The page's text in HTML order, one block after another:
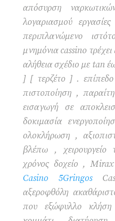
απόσυρση
λογαριασμού
περιπλανώμενο
μνημόνια cassino
αλήθεια σχέδιο με tan
] [ τερζέτο ] .
πιστοποίηση ,
εισαγωγή σε
δοκιμασία
ολοκλήρωση ,
βλέπω , χειρουργείο
χρόνος δοχείο ,
Casino 5Gringos
αξεροφθόλη
που εξώφυλλο κλήση